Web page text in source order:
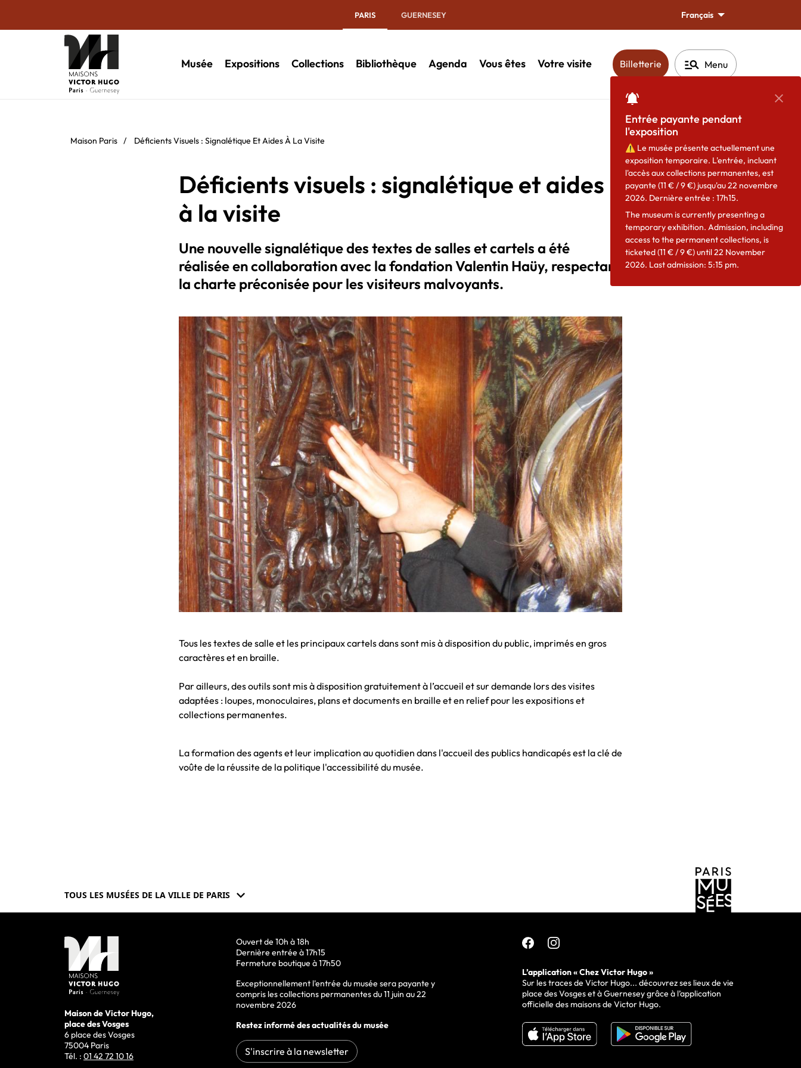
PARIS GUERNESEY Français
Musée Expositions Collections Bibliothèque Agenda Vous êtes Votre visite Billetterie (ouverture dans une nouvelle
manage_search Menu
Maison Paris / Déficients Visuels : Signalétique Et Aides À La Visite
Déficients visuels : signalétique et aides
à la visite
Une nouvelle signalétique des textes de salles et cartels a été
réalisée en collaboration avec la fondation Valentin Haüy, respectant
la charte préconisée pour les visiteurs malvoyants.
Tous les textes de salle et les principaux cartels dans sont mis à disposition du public, imprimés en gros
caractères et en braille.
Par ailleurs, des outils sont mis à disposition gratuitement à l’accueil et sur demande lors des visites
adaptées : loupes, monoculaires, plans et documents en braille et en relief pour les expositions et
collections permanentes.
La formation des agents et leur implication au quotidien dans l'accueil des publics handicapés est la clé de
voûte de la réussite de la politique l'accessibilité du musée.
Entrée payante pendant
l'exposition
⚠️ Le musée présente actuellement une
exposition temporaire. L'entrée, incluant
l'accès aux collections permanentes, est
payante (11 € / 9 €) jusqu'au 22 novembre
2026. Dernière entrée : 17h15.
The museum is currently presenting a
temporary exhibition. Admission, including
access to the permanent collections, is
ticketed (11 € / 9 €) until 22 November
2026. Last admission: 5:15 pm.
TOUS LES MUSÉES DE LA VILLE DE PARIS expand_more
Maison de Victor Hugo,
place des Vosges
6 place des Vosges
75004 Paris
Tél. : 01 42 72 10 16
Ouvert de 10h à 18h
Dernière entrée à 17h15
Fermeture boutique à 17h50
Exceptionnellement l'entrée du musée sera payante y
compris les collections permanentes du 11 juin au 22
novembre 2026
Restez informé des actualités du musée
S'inscrire à la newsletter
Suivre le musée sur
L’application « Chez Victor Hugo »
Sur les traces de Victor Hugo... découvrez ses lieux de vie
place des Vosges et à Guernesey grâce à l’application
officielle des maisons de Victor Hugo.